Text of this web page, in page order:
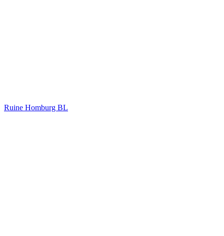
Ruine Homburg BL